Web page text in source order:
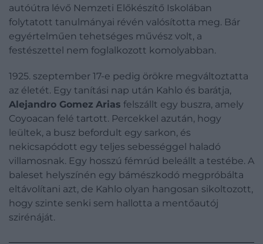
autóútra lévő Nemzeti Előkészítő Iskolában
folytatott tanulmányai révén valósította meg. Bár
egyértelműen tehetséges művész volt, a
festészettel nem foglalkozott komolyabban.
1925. szeptember 17-e pedig örökre megváltoztatta
az életét. Egy tanítási nap után Kahlo és barátja,
Alejandro Gomez Arias felszállt egy buszra, amely
Coyoacan felé tartott. Percekkel azután, hogy
leültek, a busz befordult egy sarkon, és
nekicsapódott egy teljes sebességgel haladó
villamosnak. Egy hosszú fémrúd beleállt a testébe. A
baleset helyszínén egy bámészkodó megpróbálta
eltávolítani azt, de Kahlo olyan hangosan sikoltozott,
hogy szinte senki sem hallotta a mentőautój
szirénáját.